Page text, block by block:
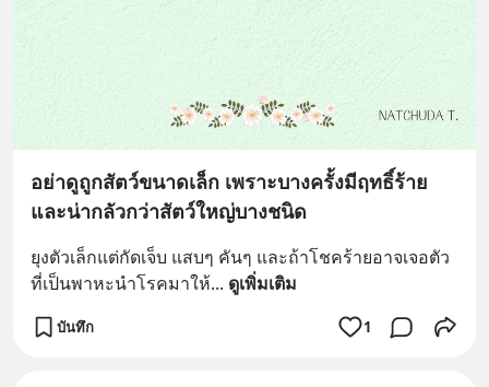
อย่าดูถูกสัตว์ขนาดเล็ก เพราะบางครั้งมีฤทธิ์ร้าย
และน่ากลัวกว่าสัตว์ใหญ่บางชนิด
ยุงตัวเล็กแต่กัดเจ็บ แสบๆ คันๆ และถ้าโชคร้ายอาจเจอตัว
ที่เป็นพาหะนำโรคมาให้... ดูเพิ่มเติม
บันทึก 1